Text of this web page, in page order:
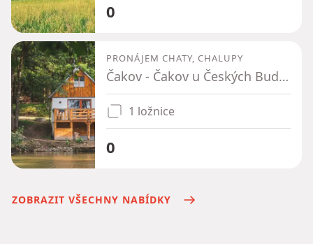
0
PRONÁJEM CHATY, CHALUPY
Čakov - Čakov u Českých Budějovic, Jihočeský kraj
1 ložnice
0
ZOBRAZIT VŠECHNY NABÍDKY